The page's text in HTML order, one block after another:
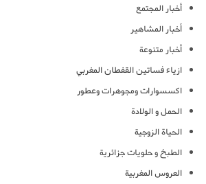
أخبار المجتمع
أخبار المشاهير
أخبار متنوعة
ازياء فساتين القفطان المغربي
اكسسوارات ومجوهرات وعطور
الحمل و الولادة
الحياة الزوجية
الطبخ و حلويات جزائرية
العروس المغربية